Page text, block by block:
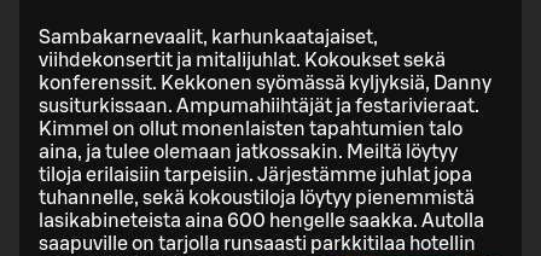
Sambakarnevaalit, karhunkaatajaiset,
viihdekonsertit ja mitalijuhlat. Kokoukset sekä
konferenssit. Kekkonen syömässä kyljyksiä, Danny
susiturkissaan. Ampumahiihtäjät ja festarivieraat.
Kimmel on ollut monenlaisten tapahtumien talo
aina, ja tulee olemaan jatkossakin. Meiltä löytyy
tiloja erilaisiin tarpeisiin. Järjestämme juhlat jopa
tuhannelle, sekä kokoustiloja löytyy pienemmistä
lasikabineteista aina 600 hengelle saakka. Autolla
saapuville on tarjolla runsaasti parkkitilaa hotellin